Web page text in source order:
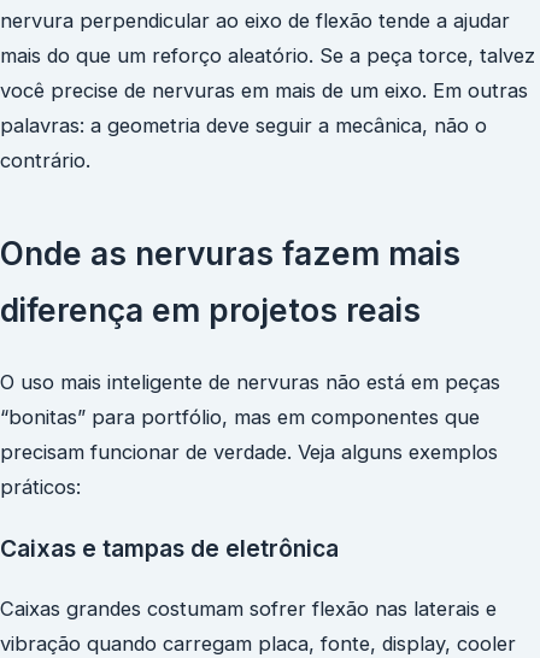
nervura perpendicular ao eixo de flexão tende a ajudar
mais do que um reforço aleatório. Se a peça torce, talvez
você precise de nervuras em mais de um eixo. Em outras
palavras: a geometria deve seguir a mecânica, não o
contrário.
Onde as nervuras fazem mais
diferença em projetos reais
O uso mais inteligente de nervuras não está em peças
“bonitas” para portfólio, mas em componentes que
precisam funcionar de verdade. Veja alguns exemplos
práticos:
Caixas e tampas de eletrônica
Caixas grandes costumam sofrer flexão nas laterais e
vibração quando carregam placa, fonte, display, cooler